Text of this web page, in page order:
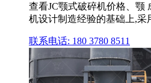
查看JC颚式破碎机价格、颚
机设计制造经验的基础上,采
联系电话: 180 3780 8511